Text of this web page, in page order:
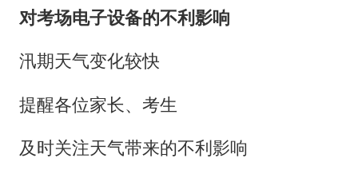
对考场电子设备的不利影响
汛期天气变化较快
提醒各位家长、考生
及时关注天气带来的不利影响